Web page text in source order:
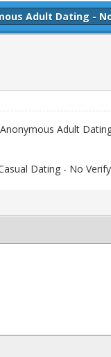
Adult Dating -
Adult
Dating - No Verify